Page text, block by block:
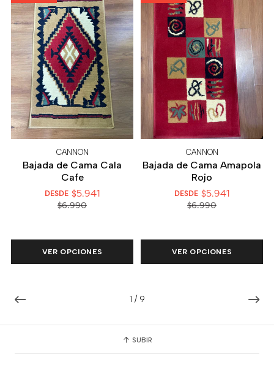
1 / 9
CANNON
Bajada de Cama Cala
Cafe
DESDE $5.941
$6.990
VER OPCIONES
CANNON
Bajada de Cama Amapola
Rojo
DESDE $5.941
$6.990
VER OPCIONES
SUBIR